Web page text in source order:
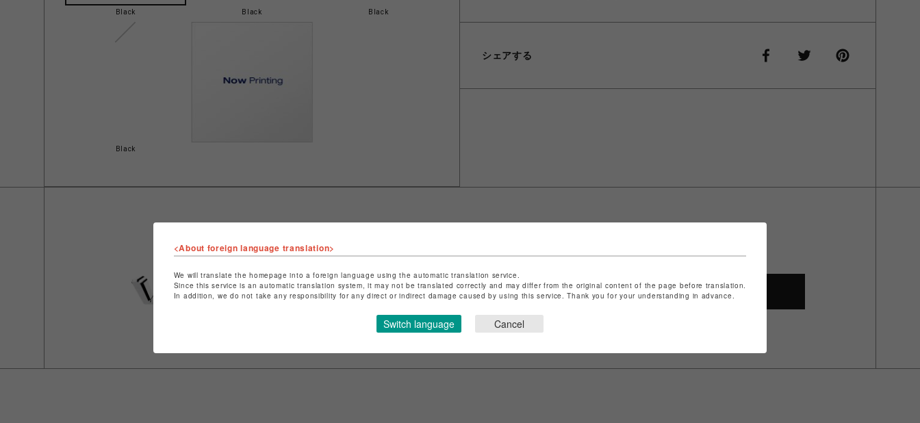
Black Black Black
Black
シェアする
ショップ名
LHP
店舗名
名古屋PARCO
ショップお問い合わせは こちら
SHOP TOP
<About foreign language translation>
We will translate the homepage into a foreign language using the automatic translation service.
Since this service is an automatic translation system, it may not be translated correctly and may differ from the original content of the page before translation.
In addition, we do not take any responsibility for any direct or indirect damage caused by using this service. Thank you for your understanding in advance.
Switch language Cancel